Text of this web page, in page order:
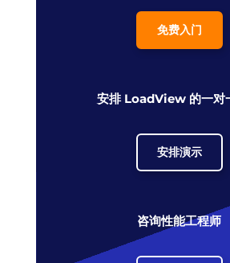
免费入门
安排 LoadView 的一对
安排演示
咨询性能工程师